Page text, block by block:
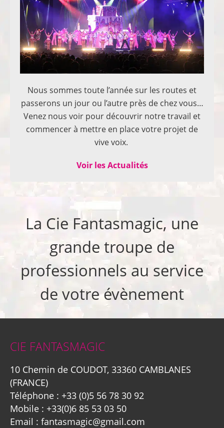
Nous sommes toute l’année sur les routes et
passerons un jour ou l’autre près de chez vous…
Venez nous voir pour découvrir notre travail et
commencer à mettre en place votre projet de
vive voix.
Voir les Actualités
La Cie Fantasmagic, une
grande troupe de
professionnels au service
de votre évènement
CIE FANTASMAGIC
10 Chemin de COUDOT, 33360 CAMBLANES
(FRANCE)
Téléphone : +33 (0)5 56 78 30 92
Mobile : +33(0)6 85 53 03 50
Email : fantasmagic@gmail.com